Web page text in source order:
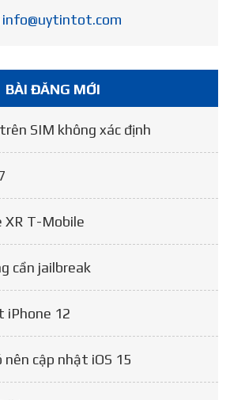
info@uytintot.com
BÀI ĐĂNG MỚI
SIM không xác định
XR T-Mobile
cần jailbreak
iPhone 12
nên cập nhật iOS 15